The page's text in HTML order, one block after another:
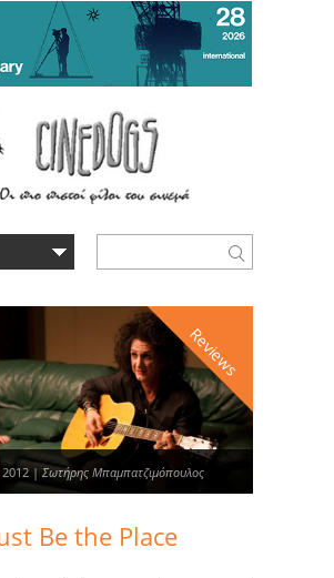
Reviews
2012 |Σωτήρης Μπαμπατζιμόπουλος
Be the Place